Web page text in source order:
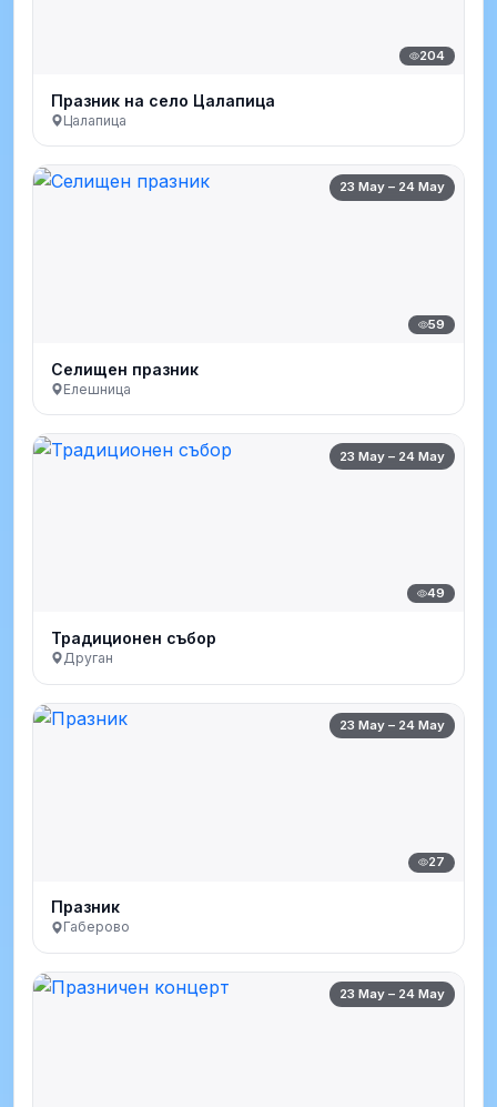
204
Празник на село Цалапица
Цалапица
23 May – 24 May
59
Селищен празник
Елешница
23 May – 24 May
49
Традиционен събор
Друган
23 May – 24 May
27
Празник
Габерово
23 May – 24 May